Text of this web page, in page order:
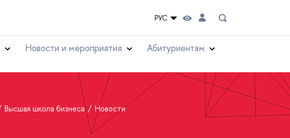
РУС
Новости и мероприятия
Абитуриентам
Высшая школа бизнеса Новости